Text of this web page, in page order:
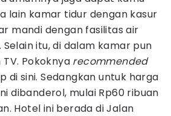
lain kamar tidur dengan kasur
mandi dengan fasilitas air
itu, di dalam kamar pun
Pokoknya recommended
di sini. Sedangkan untuk harga
dibanderol, mulai Rp60 ribuan
Hotel ini berada di Jalan